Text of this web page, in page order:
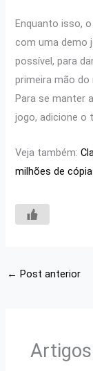
Enquanto isso,
com uma demo
possível, para
primeira mão
Para se manter
jogo, adicione o
Veja também:
milhões de
← Post anterior